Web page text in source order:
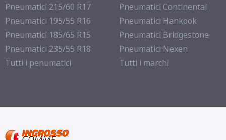
Pneumatici 215/60 R17
Pneumatici 195/55 R16
Pneumatici 185/65 R15
Pneumatici 235/55 R18
Tutti i penumatici
Pneumatici Continental
Pneumatici Hankook
Pneumatici Bridgestone
Pneumatici Nexen
Tutti i marchi